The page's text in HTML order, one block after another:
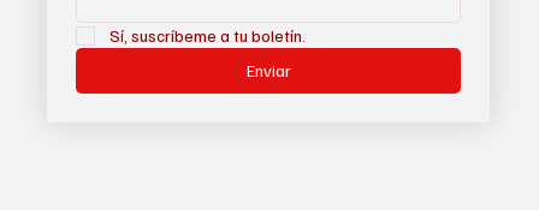
Sí, suscríbeme a tu boletín.
Enviar